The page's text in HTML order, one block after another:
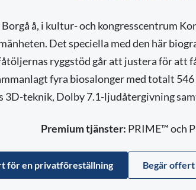
å, i kultur- och kongresscentrum
Det speciella med den här
ryggstöd går att justera för att
fyra biosalonger med totalt
3D-teknik, Dolby 7.1-ljudåtergivning
Premium tjänster: PRIME™ och
för en privatföreställning Begär